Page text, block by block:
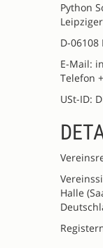
Python
D-06108
E-Mail:
Telefon
USt-ID:
Halle